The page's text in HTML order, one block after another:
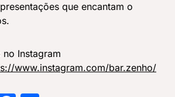
que encantam o
no Instagram
www.instagram.com/bar.zenho/